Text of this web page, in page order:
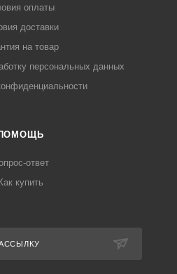
оплаты
доставки
на товар
персональных данных
ответ
Как купить